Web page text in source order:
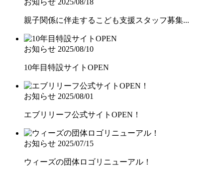
親子関係に伴走するこども支援スタッフ募集...
お知らせ 2025/08/10
10年目特設サイトOPEN
お知らせ 2025/08/01
エブリリーフ公式サイトOPEN！
お知らせ 2025/07/15
ウィーズの団体ロゴリニューアル！